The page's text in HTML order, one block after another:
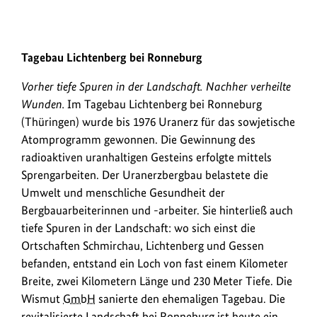
Tagebau Lichtenberg bei Ronneburg
1991: . 2014: Sanierungsgebiet Ronneburg zwischen
zum
anzeigen
1991
Vorher tiefe Spuren in der Landschaft. Nachher verheilte
Wunden. Im Tagebau Lichtenberg bei Ronneburg
(Thüringen) wurde bis 1976 Uranerz für das sowjetische
Atomprogramm gewonnen. Die Gewinnung des
radioaktiven uranhaltigen Gesteins erfolgte mittels
Sprengarbeiten. Der Uranerzbergbau belastete die
Umwelt und menschliche Gesundheit der
Bergbauarbeiterinnen und -arbeiter. Sie hinterließ auch
tiefe Spuren in der Landschaft: wo sich einst die
Ortschaften Schmirchau, Lichtenberg und Gessen
befanden, entstand ein Loch von fast einem Kilometer
Breite, zwei Kilometern Länge und 230 Meter Tiefe. Die
Wismut GmbH sanierte den ehemaligen Tagebau. Die